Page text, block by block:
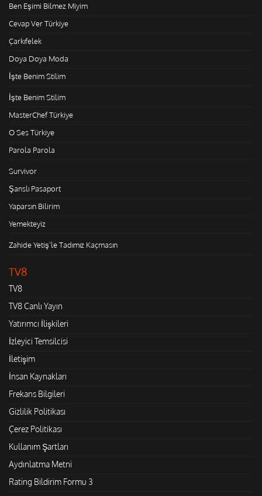
Ben Eşimi Bilmez Miyim
Cevap Ver Türkiye
Çarkıfelek
Doya Doya Moda
İşte Benim Stilim
İşte Benim Stilim
MasterChef Türkiye
O Ses Türkiye
Parola Parola
Survivor
Şanslı Pasaport
Yaparsın Bilirim
Yemekteyiz
Zahide Yetiş'le Tadımız Kaçmasın
TV8
TV8
TV8 Canlı Yayın
Yatırımcı İlişkileri
İzleyici Temsilcisi
İletişim
İnsan Kaynakları
Frekans Bilgileri
Gizlilik Politikası
Çerez Politikası
Kullanım Şartları
Aydınlatma Metni
Rating Bildirim Formu 3